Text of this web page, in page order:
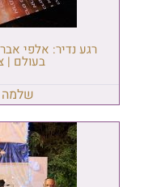
רגע נדיר: אלפי
בעולם |